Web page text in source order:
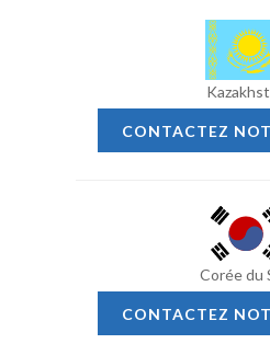
CONTACTEZ
Corée du
CONTACTEZ